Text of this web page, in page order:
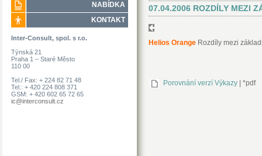
NABÍDKA
KONTAKT
Inter-Consult, spol. s r.o.
Týnská 21
Praha 1 – Staré Město
110 00
Tel./ Fax: + 224 82 71 48
Tel.: + 420 224 808 371
GSM: + 420 602 65 72 65
ic@interconsult.cz
07.04.2006 ROZDÍLY MEZI
Helios Orange Rozdíly mezi
Porovnání verzí Výkazy *pdf